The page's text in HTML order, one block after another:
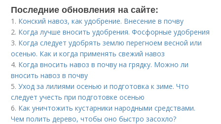
Последние обновления на сайте:
1. Конский навоз, как удобрение. Внесение в почву
2. Когда лучше вносить удобрения. Фосфорные удобрения
3. Когда следует удобрять землю перегноем весной или
осенью. Как и когда применять свежий навоз
4. Когда вносить навоз в почву на грядку. Можно ли
вносить навоз в почву
5.Уход за лилиями осенью и подготовка к зиме. Что
следует учесть при подготовке осенью
6. Как уничтожить кустарники народными средствами.
Чем полить дерево, чтобы оно быстро засохло?